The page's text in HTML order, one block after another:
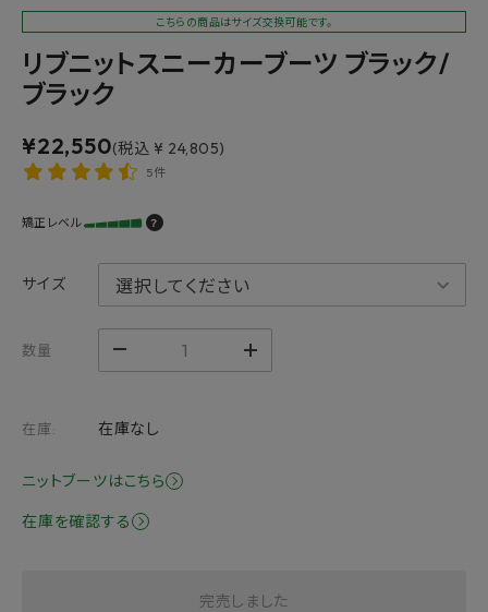
こちらの商品はサイズ交換可能です。
リブニットスニーカーブーツ ブラック/
ブラック
¥22,550(税込 ¥ 24,805)
5件
矯正レベル ？
サイズ
数量
在庫: 在庫なし
ニットブーツはこちら
在庫を確認する
完売しました